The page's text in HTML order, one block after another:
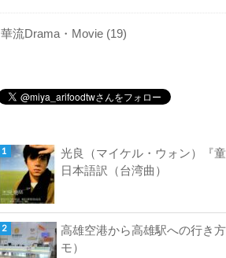
華流Drama・Movie (19)
光良（マイケル・ウォン）『
日本語訳（台湾曲）
高雄空港から高雄駅への行き
モ）